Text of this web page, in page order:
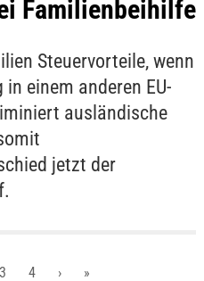
Familienbeihilfe
Steuervorteile, wenn
einem anderen EU-
ausländische
jetzt der
3 4 › »